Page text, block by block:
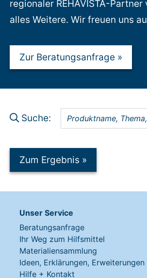
regionaler REHAVISTA-Partner
alles Weitere. Wir freuen uns
Zur Beratungsanfrage »
Suche:
Zum Ergebnis »
Unser Service
Beratungsanfrage
Ihr Weg zum Hilfsmittel
Materialiensammlung
Ideen, Erklärungen, Erweiterungen
Hilfe + Kontakt